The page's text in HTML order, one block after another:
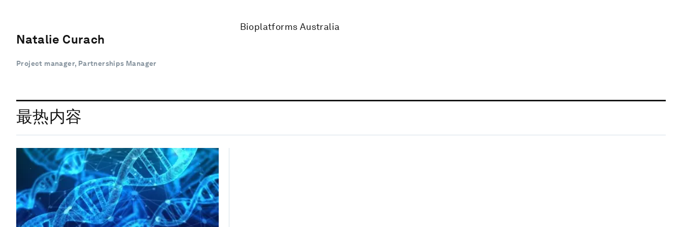
Natalie Curach
Project manager, Partnerships Manager
Bioplatforms Australia
最热内容